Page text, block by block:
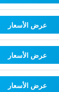
عرض الأسعار
عرض الأسعار
عرض الأسعار